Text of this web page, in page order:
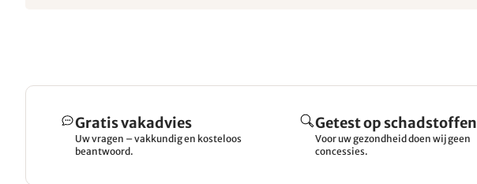
Gratis vakadvies
Uw vragen – vakkundig en kosteloos
beantwoord.
Getest op schadstoffen
Voor uw gezondheid doen wij geen
concessies.